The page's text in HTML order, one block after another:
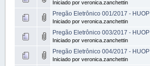
Iniciado por veronica.zanchettin
Pregão Eletrônico 001/2017 - HUOP
Iniciado por veronica.zanchettin
Pregão Eletrônico 003/2017 - HUOP
Iniciado por veronica.zanchettin
Pregão Eletrônico 004/2017 - HUOP
Iniciado por veronica.zanchettin